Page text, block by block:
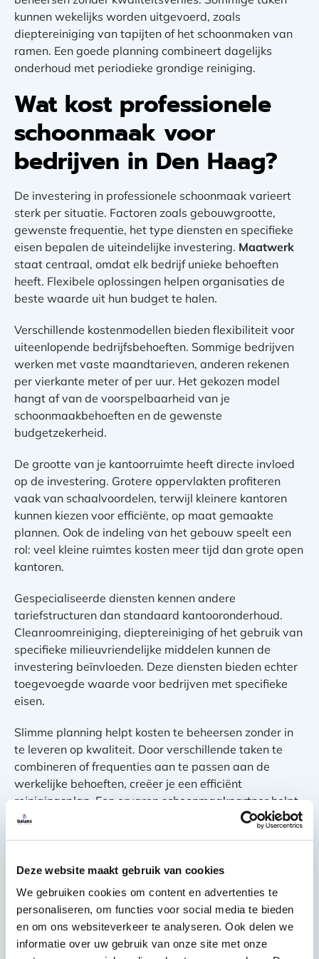
Deze website maakt gebruik van cookies
We gebruiken cookies om content en advertenties te
personaliseren, om functies voor social media te bieden
en om ons websiteverkeer te analyseren. Ook delen we
informatie over uw gebruik van onze site met onze
kunnen wekelijks worden uitgevoerd, zoals
dieptereiniging van tapijten of het schoonmaken van
ramen. Een goede planning combineert dagelijks
onderhoud met periodieke grondige reiniging.
Wat kost professionele
schoonmaak voor
bedrijven in Den Haag?
De investering in professionele schoonmaak varieert
sterk per situatie. Factoren zoals gebouwgrootte,
gewenste frequentie, het type diensten en specifieke
eisen bepalen de uiteindelijke investering. Maatwerk
staat centraal, omdat elk bedrijf unieke behoeften
heeft. Flexibele oplossingen helpen organisaties de
beste waarde uit hun budget te halen.
Verschillende kostenmodellen bieden flexibiliteit voor
uiteenlopende bedrijfsbehoeften. Sommige bedrijven
werken met vaste maandtarieven, anderen rekenen
per vierkante meter of per uur. Het gekozen model
hangt af van de voorspelbaarheid van je
schoonmaakbehoeften en de gewenste
budgetzekerheid.
De grootte van je kantoorruimte heeft directe invloed
op de investering. Grotere oppervlakten profiteren
vaak van schaalvoordelen, terwijl kleinere kantoren
kunnen kiezen voor efficiënte, op maat gemaakte
plannen. Ook de indeling van het gebouw speelt een
rol: veel kleine ruimtes kosten meer tijd dan grote open
kantoren.
Gespecialiseerde diensten kennen andere
tariefstructuren dan standaard kantooronderhoud.
Cleanroomreiniging, dieptereiniging of het gebruik van
specifieke milieuvriendelijke middelen kunnen de
investering beïnvloeden. Deze diensten bieden echter
toegevoegde waarde voor bedrijven met specifieke
eisen.
Slimme planning helpt kosten te beheersen zonder in
te leveren op kwaliteit. Door verschillende taken te
combineren of frequenties aan te passen aan de
werkelijke behoeften, creëer je een efficiënt
reinigingsplan. Een ervaren schoonmaakpartner helpt
je de optimale balans te vinden tussen kwaliteit en
Waarom kiezen bedrijven
voor uitbesteding van
schoonmaakwerkzaamhe